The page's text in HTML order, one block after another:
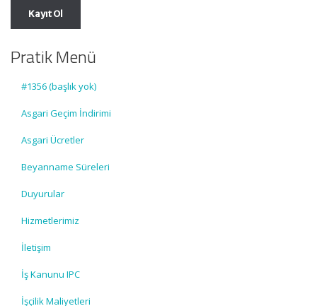
Pratik Menü
#1356 (başlık yok)
Asgari Geçim İndirimi
Asgari Ücretler
Beyanname Süreleri
Duyurular
Hizmetlerimiz
İletişim
İş Kanunu IPC
İşçilik Maliyetleri